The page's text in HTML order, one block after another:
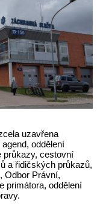
uzavřena
oddělení
průkazy, cestovní
a řidičských průkazů,
Odbor Právní,
primátora, oddělení